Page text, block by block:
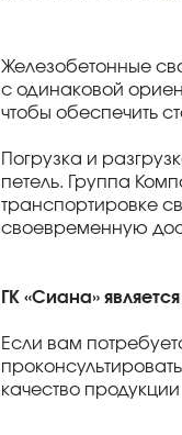
Железобетонные
с одинаковой
чтобы обеспечить
Погрузка и
петель. Группа
транспортировке
своевременную
ГК «Сиана»
Если вам
качество